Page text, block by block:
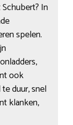
In
spelen.
ook
duur, snel
klanken,